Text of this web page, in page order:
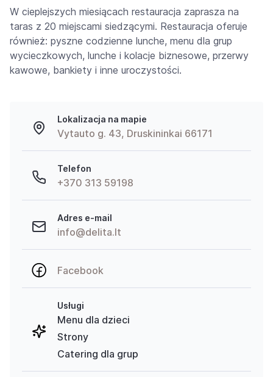
W cieplejszych miesiącach restauracja zaprasza na
taras z 20 miejscami siedzącymi. Restauracja oferuje
również: pyszne codzienne lunche, menu dla grup
wycieczkowych, lunche i kolacje biznesowe, przerwy
kawowe, bankiety i inne uroczystości.
Lokalizacja na mapie
Vytauto g. 43, Druskininkai 66171
Telefon
+370 313 59198
Adres e-mail
info@delita.lt
Facebook
Usługi
Menu dla dzieci
Strony
Catering dla grup